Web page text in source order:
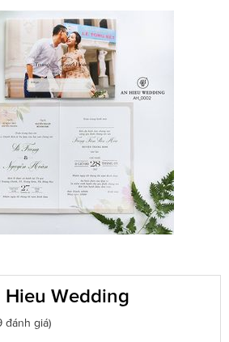
Wedding
đánh giá)